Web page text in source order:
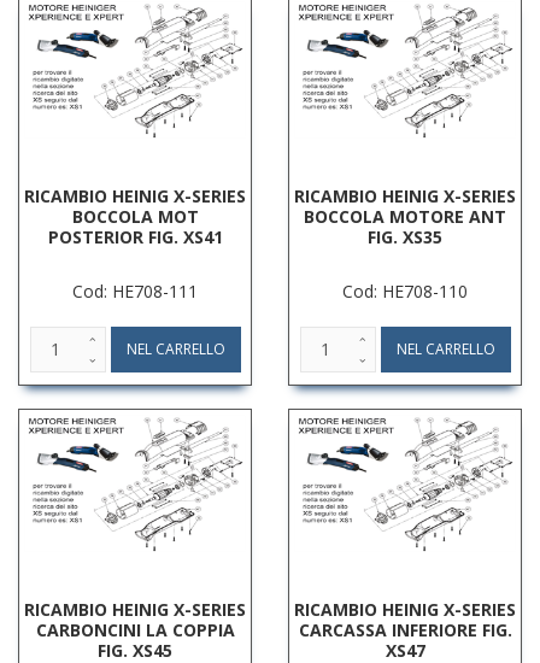
RICAMBIO HEINIG X-SERIES
BOCCOLA MOT
POSTERIOR FIG. XS41
Cod: HE708-111
RICAMBIO HEINIG X-SERIES
BOCCOLA MOTORE ANT
FIG. XS35
Cod: HE708-110
RICAMBIO HEINIG X-SERIES
CARBONCINI LA COPPIA
FIG. XS45
RICAMBIO HEINIG X-SERIES
CARCASSA INFERIORE FIG.
XS47